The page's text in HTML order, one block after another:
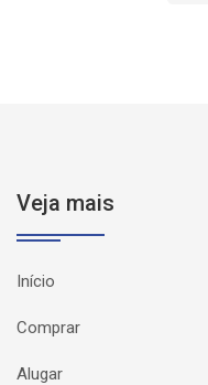
Veja mais
Início
Comprar
Alugar